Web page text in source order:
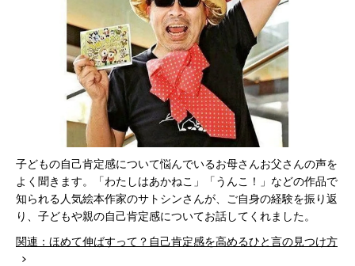
子どもの自己肯定感について悩んでいるお母さんお父さんの声を
よく聞きます。「わたしはあかねこ」「うんこ！」などの作品で
知られる人気絵本作家のサトシンさんが、ご自身の経験を振り返
り、子どもや親の自己肯定感についてお話してくれました。
関連：ほめて伸ばすって？自己肯定感を高めるひと言の見つけ方